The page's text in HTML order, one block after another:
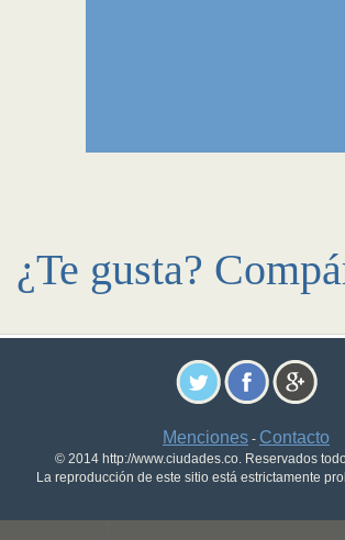
¿Te gusta?
Menciones - Contacto
© 2014 http://www.ciudades.co. Reservados
La reproducción de este sitio está estrictamente